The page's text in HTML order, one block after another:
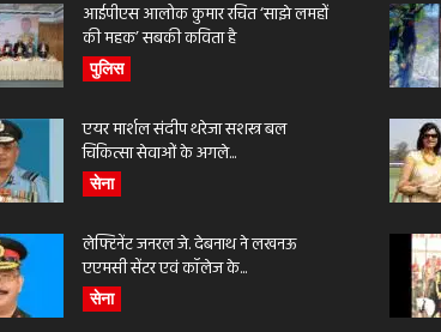
आईपीएस आलोक कुमार रचित ‘साझे लमहों
की महक’ सबकी कविता है
पुलिस
एयर मार्शल संदीप थरेजा सशस्त्र बल
चिकित्सा सेवाओं के अगले...
सेना
लेफ्टिनेंट जनरल जे. देबनाथ ने लखनऊ
एएमसी सेंटर एवं कॉलेज के...
सेना